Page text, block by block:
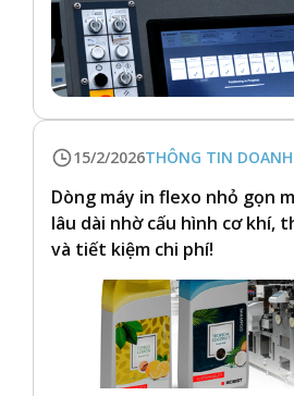
15/2/2026THÔNG TIN
Dòng máy in flexo nhỏ gọn
lâu dài nhờ cấu hình cơ khí,
và tiết kiệm chi phí!